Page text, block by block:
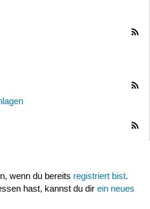
wenn du bereits registriert bist.
hast, kannst du dir ein neues